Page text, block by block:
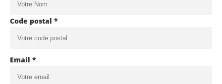
Code postal *
Email *